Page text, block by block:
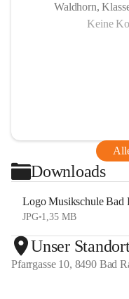
Waldhorn,
Keine
Downloads
Logo Musikschule Bad
JPG•1,35 MB
Unser
Pfarrgasse 10, 8490 Bad